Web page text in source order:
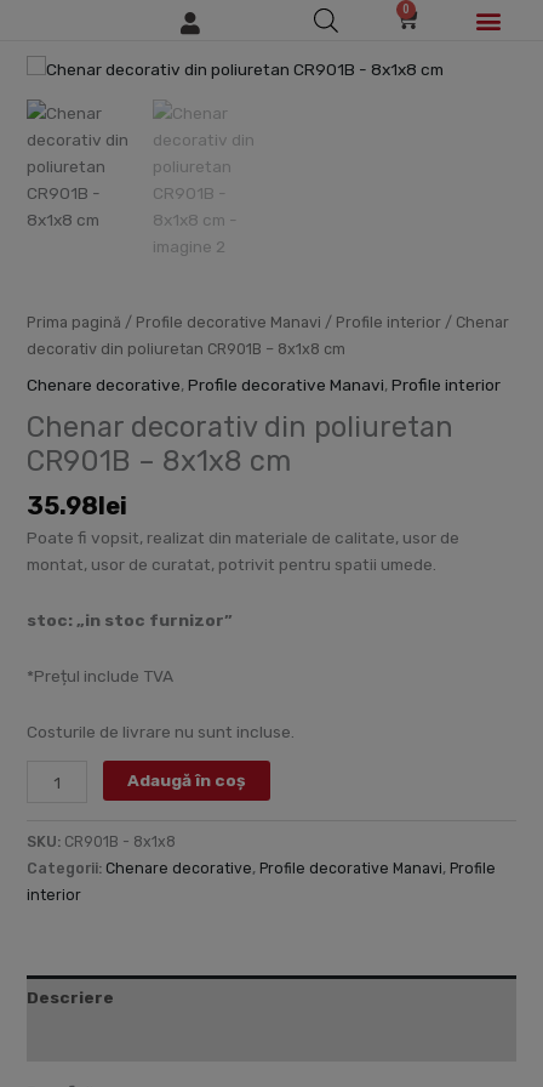
content
0
Cart
Prima pagină / Profile decorative Manavi / Profile interior / Chenar
decorativ din poliuretan CR901B – 8x1x8 cm
Chenare decorative,Profile decorative Manavi,Profile interior
Chenar decorativ din poliuretan
CR901B – 8x1x8 cm
35.98lei
Poate fi vopsit, realizat din materiale de calitate, usor de
montat, usor de curatat, potrivit pentru spatii umede.
stoc: „in stoc furnizor”
*Prețul include TVA
Costurile de livrare nu sunt incluse.
Cantitate
decorativ
din
poliuretan
CR901B
-
Adaugă în coș
SKU: CR901B - 8x1x8
Categorii: Chenare decorative, Profile decorative Manavi, Profile
interior
Descriere